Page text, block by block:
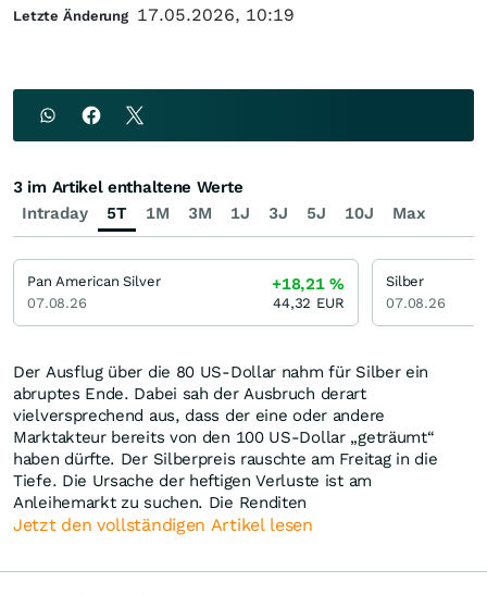
Der Ausflug über die 80 US-Dollar nahm für Silber ein
abruptes Ende. Dabei sah der Ausbruch derart
vielversprechend aus, dass der eine oder andere
Marktakteur bereits von den 100 US-Dollar „geträumt“
haben dürfte. Der Silberpreis rauschte am Freitag in die
Tiefe. Die Ursache der heftigen Verluste ist am
Anleihemarkt zu suchen. Die Renditen
Jetzt den vollständigen Artikel lesen
Letzte Änderung 17.05.2026, 10:19
Intraday 5T 1M 3M 1J 3J 5J 10J Max
3 im Artikel enthaltene Werte
Pan American Silver
07.08.26
+18,21%
44,32 EUR
Silber
07.08.26